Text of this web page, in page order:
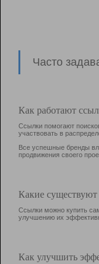
Часто
Как работают
Ссылки помогают
участвовать в
Все успешные бренды
продвижения своего
Какие
Ссылки можно купить
улучшению их
Как улучшить